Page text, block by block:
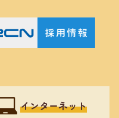
インターネット